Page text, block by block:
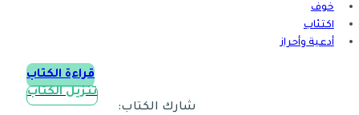
خوف
اكتئاب
أدعية وأحراز
قراءة الكتاب
تنزيل الكتاب
شارك الكتاب: